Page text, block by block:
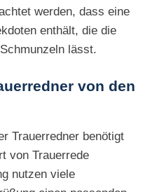
werden, dass eine
enthält, die die
lässt.
von den
Trauerredner benötigt
von Trauerrede
nutzen viele